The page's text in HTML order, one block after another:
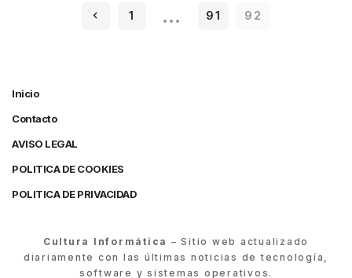
1 … 91 92
Inicio
Contacto
AVISO LEGAL
POLITICA DE COOKIES
POLITICA DE PRIVACIDAD
Cultura Informática – Sitio web actualizado
diariamente con las últimas noticias de tecnología,
software y sistemas operativos.